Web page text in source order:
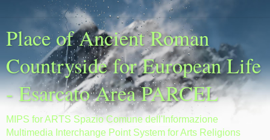
Place of Ancient Roman
Countryside for European Life
- Esarcato Area PARCEL
MIPS for ARTS Spazio Comune dell'Informazione
Multimedia Interchange Point System for Arts Religions